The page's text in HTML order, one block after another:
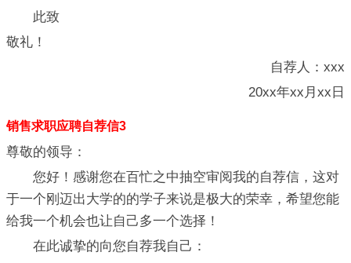
此致
敬礼！
自荐人：xxx
20xx年xx月xx日
销售求职应聘自荐信3
尊敬的领导：
您好！感谢您在百忙之中抽空审阅我的自荐信，这对
于一个刚迈出大学的的学子来说是极大的荣幸，希望您能
给我一个机会也让自己多一个选择！
在此诚挚的向您自荐我自己：